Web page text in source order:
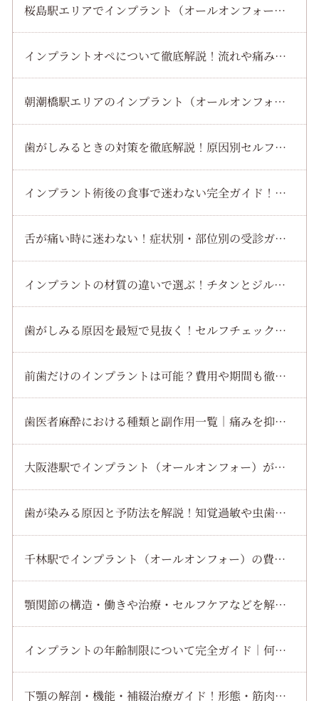
桜島駅エリアでインプラント（オールオンフォー）治療の魅力を徹底解説
インプラントオペについて徹底解説！流れや痛み・費用まで安心してわかるガイド
朝潮橋駅エリアのインプラント（オールオンフォー）で費用や流れを徹底解説！安心して通院できる秘訣をチェック
歯がしみるときの対策を徹底解説！原因別セルフケアと受診目安を短時間で理解する方法
インプラント術後の食事で迷わない完全ガイド！当日から一週間まで痛みを最小化するコツ
舌が痛い時に迷わない！症状別・部位別の受診ガイドと病院の選び方
インプラントの材質の違いで選ぶ！チタンとジルコニアを徹底比較してあなたに最適な選び方を解説
歯がしみる原因を最短で見抜く！セルフチェックと見逃せないサインを解説
前歯だけのインプラントは可能？費用や期間も徹底解説！失敗を防ぐ選び方のポイント
歯医者麻酔における種類と副作用一覧｜痛みを抑える最新治療と安全な受け方徹底解説
大阪港駅でインプラント（オールオンフォー）が叶える安心治療の全知識と大阪の最新クリニック費用ガイド
歯が染みる原因と予防法を解説！知覚過敏や虫歯・歯周病や酸蝕症の違いと最新ケア
千林駅でインプラント（オールオンフォー）の費用相場と治療の流れを徹底解説
顎関節の構造・働きや治療・セルフケアなどを解説！正常機能・異常兆候・再発予防法
インプラントの年齢制限について完全ガイド｜何歳から何歳まで可能か実例とリスクを解説
下顎の解剖・機能・補綴治療ガイド！形態・筋肉・咀嚼・インプラントなどを解説